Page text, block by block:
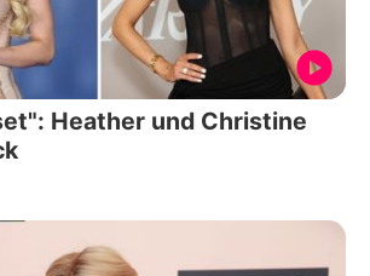
Heather und Christine